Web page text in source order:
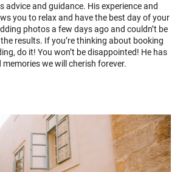
advice and guidance. His experience and
you to relax and have the best day of your
photos a few days ago and couldn’t be
results. If you’re thinking about booking
do it! You won’t be disappointed! He has
we will cherish forever.